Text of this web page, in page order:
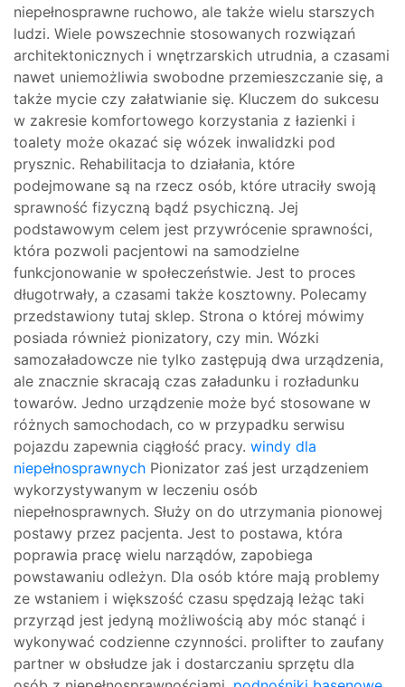
niepełnosprawne ruchowo, ale także wielu starszych
ludzi. Wiele powszechnie stosowanych rozwiązań
architektonicznych i wnętrzarskich utrudnia, a czasami
nawet uniemożliwia swobodne przemieszczanie się, a
także mycie czy załatwianie się. Kluczem do sukcesu
w zakresie komfortowego korzystania z łazienki i
toalety może okazać się wózek inwalidzki pod
prysznic. Rehabilitacja to działania, które
podejmowane są na rzecz osób, które utraciły swoją
sprawność fizyczną bądź psychiczną. Jej
podstawowym celem jest przywrócenie sprawności,
która pozwoli pacjentowi na samodzielne
funkcjonowanie w społeczeństwie. Jest to proces
długotrwały, a czasami także kosztowny. Polecamy
przedstawiony tutaj sklep. Strona o której mówimy
posiada również pionizatory, czy min. Wózki
samozaładowcze nie tylko zastępują dwa urządzenia,
ale znacznie skracają czas załadunku i rozładunku
towarów. Jedno urządzenie może być stosowane w
różnych samochodach, co w przypadku serwisu
pojazdu zapewnia ciągłość pracy. windy dla
niepełnosprawnych Pionizator zaś jest urządzeniem
wykorzystywanym w leczeniu osób
niepełnosprawnych. Służy on do utrzymania pionowej
postawy przez pacjenta. Jest to postawa, która
poprawia pracę wielu narządów, zapobiega
powstawaniu odleżyn. Dla osób które mają problemy
ze wstaniem i większość czasu spędzają leżąc taki
przyrząd jest jedyną możliwością aby móc stanąć i
wykonywać codzienne czynności. prolifter to zaufany
partner w obsłudze jak i dostarczaniu sprzętu dla